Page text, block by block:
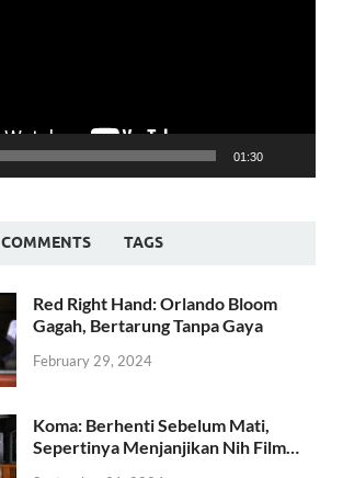
01:30
COMMENTS TAGS
Red Right Hand: Orlando Bloom
Gagah, Bertarung Tanpa Gaya
February 29, 2024
Koma: Berhenti Sebelum Mati,
Sepertinya Menjanjikan Nih Film…